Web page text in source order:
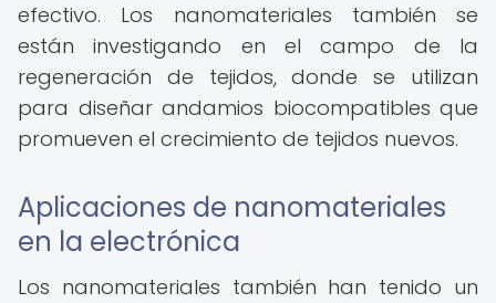
efectivo. Los nanomateriales también se
están investigando en el campo de la
regeneración de tejidos, donde se utilizan
para diseñar andamios biocompatibles que
promueven el crecimiento de tejidos nuevos.
Aplicaciones de nanomateriales
en la electrónica
Los nanomateriales también han tenido un